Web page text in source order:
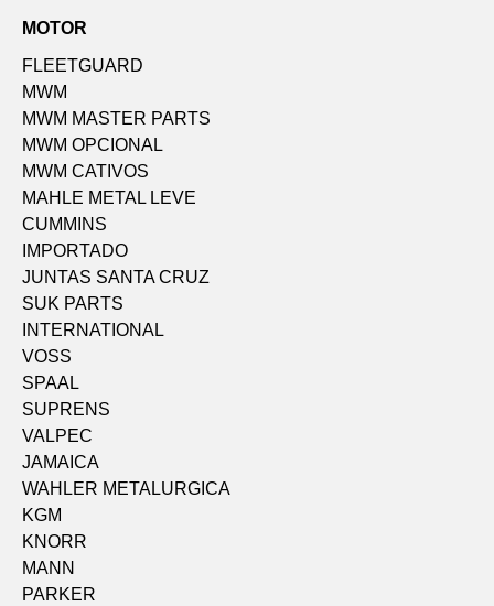
MOTOR
FLEETGUARD
MWM
MWM MASTER PARTS
MWM OPCIONAL
MWM CATIVOS
MAHLE METAL LEVE
CUMMINS
IMPORTADO
JUNTAS SANTA CRUZ
SUK PARTS
INTERNATIONAL
VOSS
SPAAL
SUPRENS
VALPEC
JAMAICA
WAHLER METALURGICA
KGM
KNORR
MANN
PARKER